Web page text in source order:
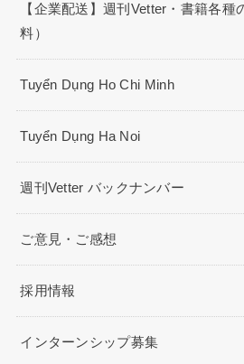
【企業配送】週刊Vetter・書籍各種
料）
Tuyển Dụng Ho Chi Minh
Tuyển Dụng Ha Noi
週刊Vetter バックナンバー
ご意見・ご感想
採用情報
インターンシップ募集